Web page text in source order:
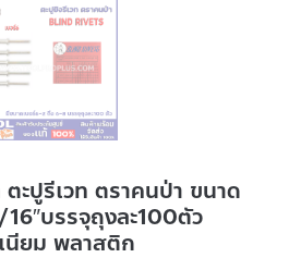
ะปูรีเวท ตราคนป่า ขนาด
บรรจุถุงละ100ตัว
นียม พลาสติก